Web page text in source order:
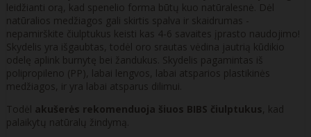
leidžianti orą, kad spenelio forma būtų kuo natūralesnė. Dėl
natūralios medžiagos gali skirtis spalva ir skaidrumas -
nepamirškite čiulptukus keisti kas 4-6 savaites įprasto naudojimo!
Skydelis yra išgaubtas, todėl oro srautas vėdina jautrią kūdikio
odelę aplink burnytę bei žandukus. Skydelis pagamintas iš
polipropileno (PP), labai lengvos, labai atsparios plastikinės
medžiagos, ir yra labai atsparus dilimui.
Todėl akušerės rekomenduoja šiuos BIBS čiulptukus, kad
palaikytų natūralų žindymą.